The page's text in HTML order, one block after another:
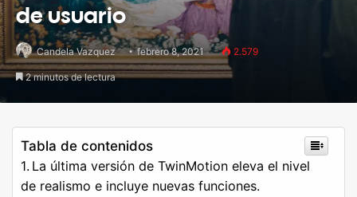
de usuario
Candela Vazquez febrero 8, 2021 2.579
2 minutos de lectura
Tabla de contenidos
La última versión de TwinMotion eleva el nivel
de realismo e incluye nuevas funciones.